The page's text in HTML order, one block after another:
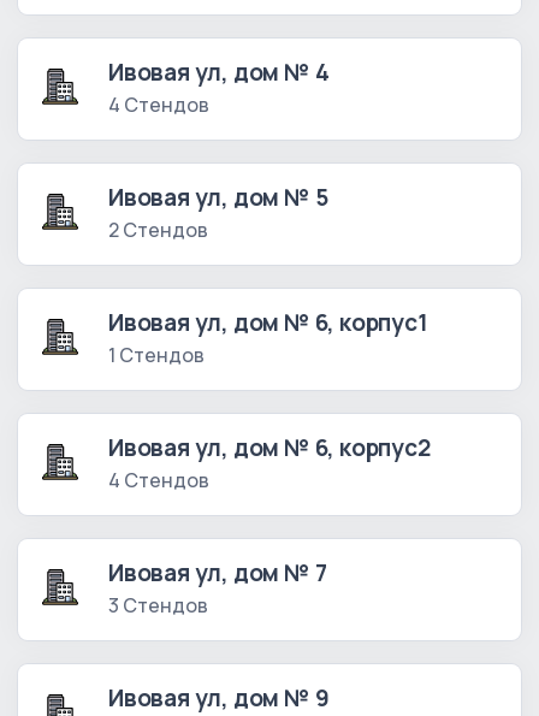
Ивовая ул, дом № 4
4 Стендов
Ивовая ул, дом № 5
2 Стендов
Ивовая ул, дом № 6, корпус1
1 Стендов
Ивовая ул, дом № 6, корпус2
4 Стендов
Ивовая ул, дом № 7
3 Стендов
Ивовая ул, дом № 9